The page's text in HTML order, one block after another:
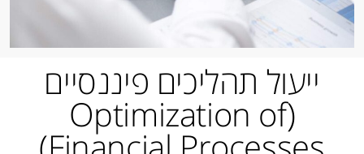
ייעול תהליכים פיננסיים
(Optimization of